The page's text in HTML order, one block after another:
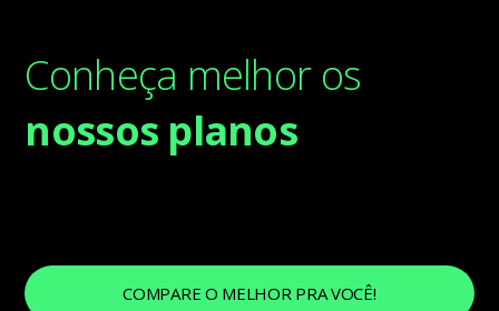
Conheça melhor os
nossos planos
COMPARE O MELHOR PRA VOCÊ!